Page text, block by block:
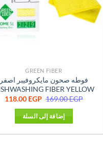
GREEN FIBER
فوطه صحون مايكروفيبر اصفر
FIBER YELLOW
169.00EGP
السعر
هو:
169.00 EGP.
118.00 EGP
إضافة إلى السلة